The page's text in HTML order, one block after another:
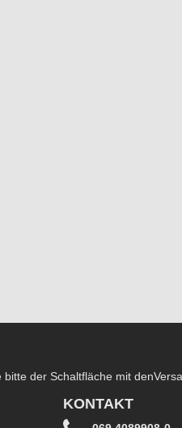
der Schaltfläche mit den
KONTAKT